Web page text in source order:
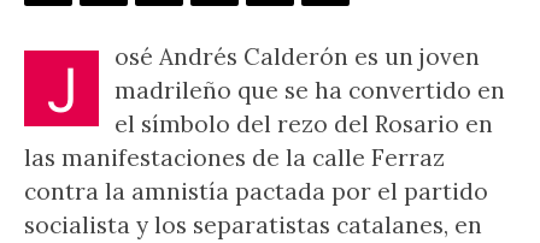
J
osé Andrés Calderón es un joven
madrileño que se ha convertido en
el símbolo del rezo del Rosario en
las manifestaciones de la calle Ferraz
contra la amnistía pactada por el partido
socialista y los separatistas catalanes, en